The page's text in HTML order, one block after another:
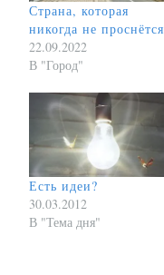
Страна, которая
никогда не проснётся
22.09.2022
В "Город"
Есть идеи?
30.03.2012
В "Тема дня"